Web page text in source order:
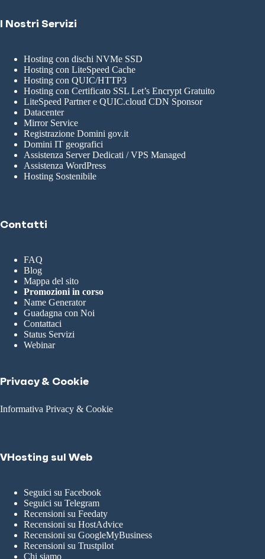
I Nostri Servizi
Hosting con dischi NVMe SSD
Hosting con LiteSpeed Cache
Hosting con QUIC/HTTP3
Hosting con Certificato SSL Let’s Encrypt Gratuito
LiteSpeed Partner e QUIC.cloud CDN Sponsor
Datacenter
Mirror Service
Registrazione Domini gov.it
Domini IT geografici
Assistenza Server Dedicati / VPS Managed
Assistenza WordPress
Hosting Sostenibile
Contatti
FAQ
Blog
Mappa del sito
Promozioni in corso
Name Generator
Guadagna con Noi
Contattaci
Status Servizi
Webinar
Privacy & Cookie
Informativa Privacy & Cookie
VHosting sul Web
Seguici su Facebook
Seguici su Telegram
Recensioni su Feedaty
Recensioni su HostAdvice
Recensioni su GoogleMyBusiness
Recensioni su Trustpilot
Chi siamo